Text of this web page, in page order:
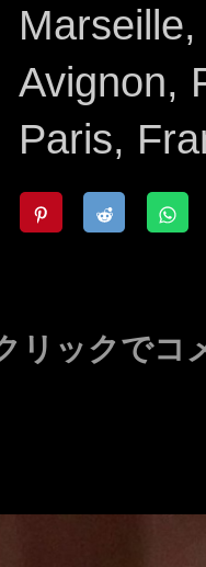
Avignon,
Paris,
リックでコ